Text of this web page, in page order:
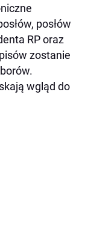
posłów
RP oraz
zostanie
wgląd do